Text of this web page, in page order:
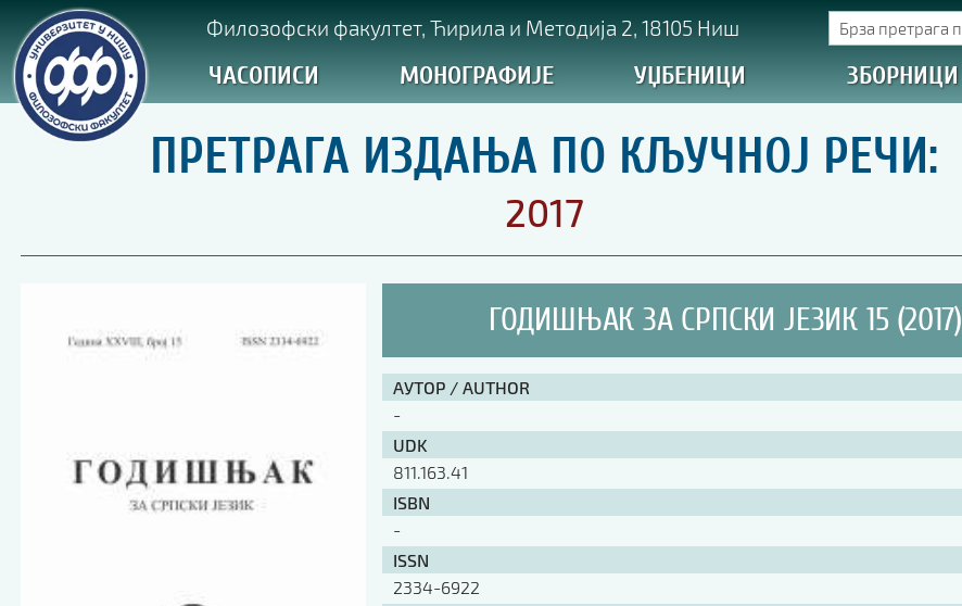
Филозофски факултет, Ћирила и Методија 2, 18105 Ниш
ЧАСОПИСИ МОНОГРАФИЈЕ УЏБЕНИЦИ ЗБОРНИЦИ
ПРЕТРАГА ИЗДАЊА ПО КЉУЧНОЈ РЕЧИ:
2017
ГОДИШЊАК ЗА СРПСКИ ЈЕЗИК 15 (2017)
АУТОР / AUTHOR
-
UDK
811.163.41
ISBN
-
ISSN
2334-6922